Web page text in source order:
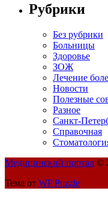
Рубрики
Без рубрики
Больницы
Здоровье
ЗОЖ
Лечение
Новости
Полезные
Разное
Санкт-
Справочная
Медицинский портал ©
Тема от WP Puzzle